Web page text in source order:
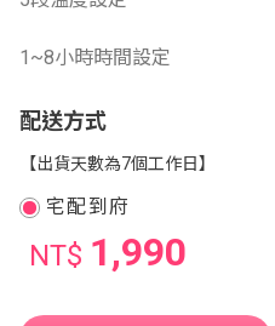
1~8小時時間設定
配送方式
【出貨天數為7個工作日】
宅配到府
NT$ 1,990